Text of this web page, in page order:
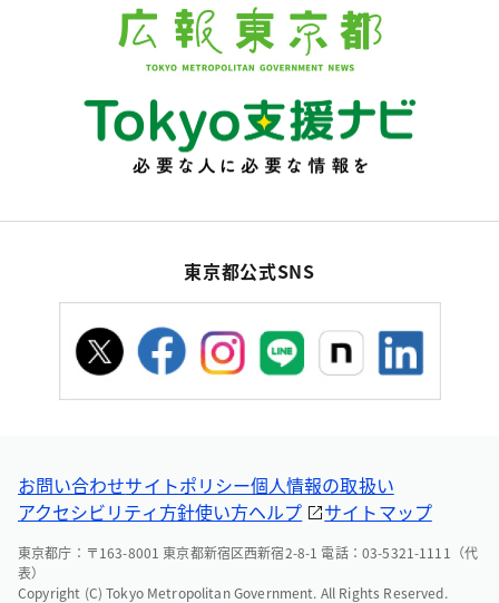
東京都公式SNS
お問い合わせサイトポリシー個人情報の取扱い
アクセシビリティ方針使い方ヘルプ サイトマップ
東京都庁：〒163-8001 東京都新宿区西新宿2-8-1 電話：03-5321-1111（代
表）
Copyright (C) Tokyo Metropolitan Government. All Rights Reserved.